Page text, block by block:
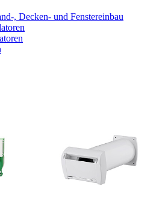
, Decken- und Fenstereinbau